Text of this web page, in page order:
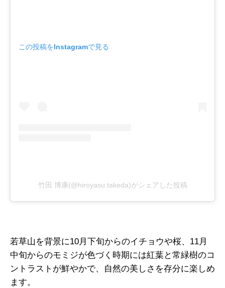
この投稿をInstagramで見る
竹田 博康(@hiroyasu.takeda)がシェアした投稿
若草山を背景に10月下旬からのイチョウや桜、11月
中旬からのモミジが色づく時期には紅葉と常緑樹のコ
ントラストが鮮やかで、自然の美しさを存分に楽しめ
ます。